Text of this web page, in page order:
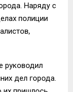
Наряду с
полиции
руководил
дел города.